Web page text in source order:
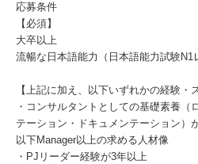
応募条件
【必須】
大卒以上
流暢な日本語能力（日本語能力試験N1
【上記に加え、以下いずれかの経験・
・コンサルタントとしての基礎素養（
テーション・ドキュメンテーション）
以下Manager以上の求める人材像
・PJリーダー経験が3年以上